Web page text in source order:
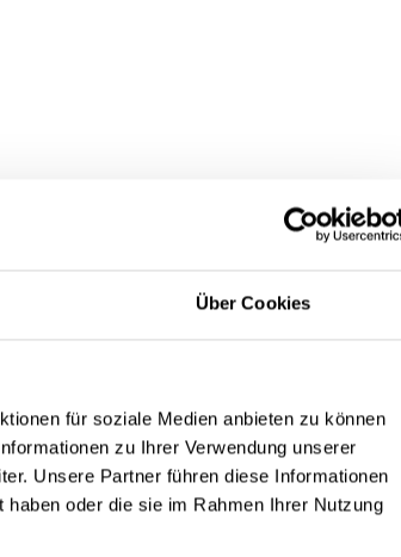
Über Cookies
für soziale Medien anbieten zu können
zu Ihrer Verwendung unserer
Unsere Partner führen diese Informationen
oder die sie im Rahmen Ihrer Nutzung